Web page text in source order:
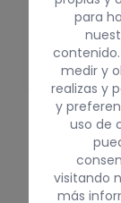
para
medir y
realizas y
y
uso de
visitando
más